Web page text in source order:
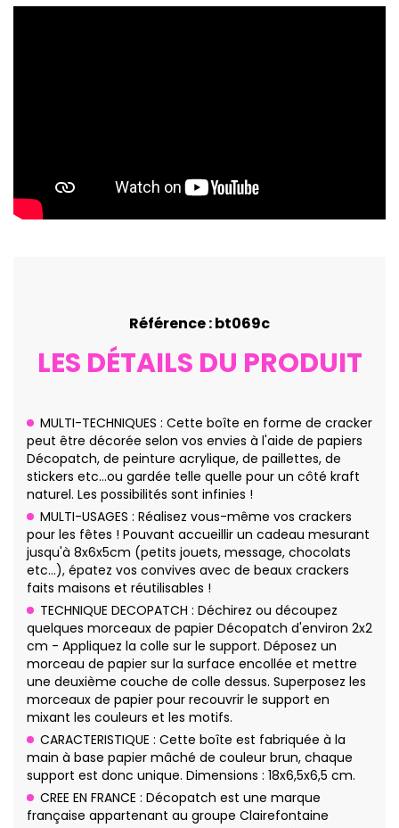
Référence : bt069c
LES DÉTAILS DU PRODUIT
MULTI-TECHNIQUES : Cette boîte en forme de cracker
peut être décorée selon vos envies à l'aide de papiers
Décopatch, de peinture acrylique, de paillettes, de
stickers etc…ou gardée telle quelle pour un côté kraft
naturel. Les possibilités sont infinies !
MULTI-USAGES : Réalisez vous-même vos crackers
pour les fêtes ! Pouvant accueillir un cadeau mesurant
jusqu'à 8x6x5cm (petits jouets, message, chocolats
etc…), épatez vos convives avec de beaux crackers
faits maisons et réutilisables !
TECHNIQUE DECOPATCH : Déchirez ou découpez
quelques morceaux de papier Décopatch d'environ 2x2
cm - Appliquez la colle sur le support. Déposez un
morceau de papier sur la surface encollée et mettre
une deuxième couche de colle dessus. Superposez les
morceaux de papier pour recouvrir le support en
mixant les couleurs et les motifs.
CARACTERISTIQUE : Cette boîte est fabriquée à la
main à base papier mâché de couleur brun, chaque
support est donc unique. Dimensions : 18x6,5x6,5 cm.
CREE EN FRANCE : Décopatch est une marque
française appartenant au groupe Clairefontaine